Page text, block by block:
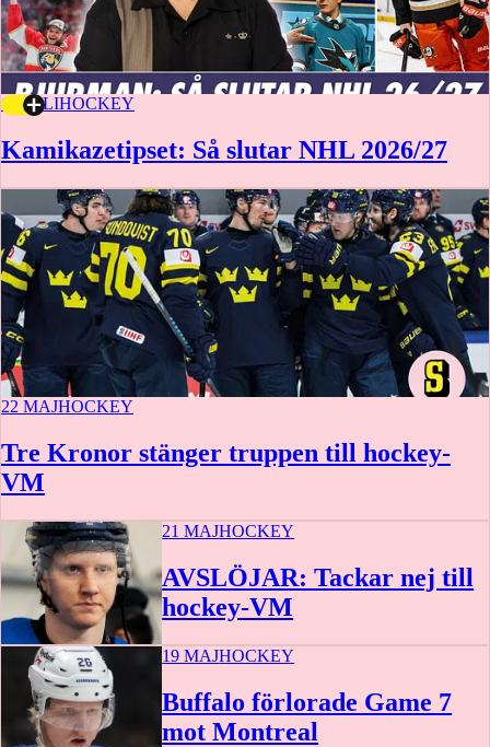
17 JULIHOCKEY
Kamikazetipset: Så slutar NHL 2026/27
22 MAJHOCKEY
Tre Kronor stänger truppen till hockey-
VM
21 MAJHOCKEY
AVSLÖJAR: Tackar nej till
hockey-VM
19 MAJHOCKEY
Buffalo förlorade Game 7
mot Montreal